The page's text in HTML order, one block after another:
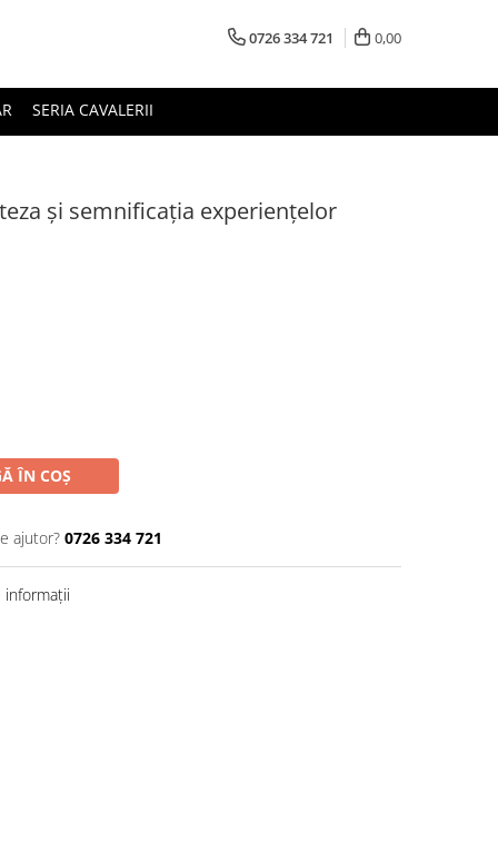
0726 334 721 0,00
SERIA CAVALERII
şi semnificaţia experienţelor
ÎN COȘ
ajutor? 0726 334 721
informații